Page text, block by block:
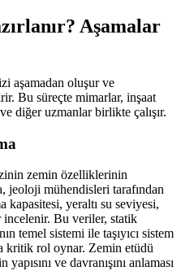
Aşamalar
aşamadan oluşur ve
Bu süreçte mimarlar, inşaat
diğer uzmanlar birlikte çalışır.
zemin özelliklerinin
jeoloji mühendisleri tarafından
kapasitesi, yeraltı su seviyesi,
Bu veriler, statik
temel sistemi ile taşıyıcı sistem
kritik rol oynar. Zemin etüdü
ve davranışını anlaması